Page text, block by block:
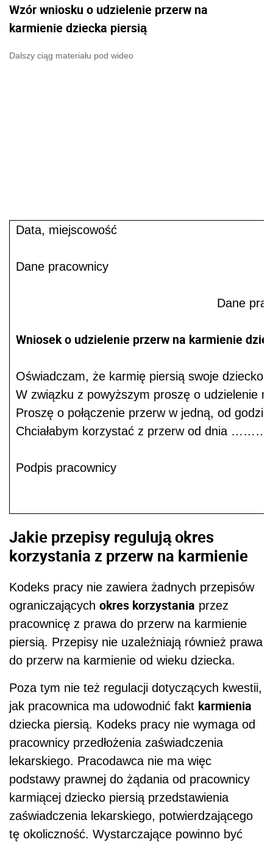
Wzór wniosku o udzielenie przerw na
karmienie dziecka piersią
Dalszy ciąg materiału pod wideo
Data, miejscowość
Dane pracownicy
Dane
Wniosek o udzielenie przerw na karmienie
Oświadczam, że karmię piersią
W związku z powyższym proszę o udzielenie
Proszę o połączenie przerw w jedną, od
Chciałabym korzystać z przerw od dnia
Podpis pracownicy
Jakie przepisy regulują okres
korzystania z przerw na karmienie
Kodeks pracy nie zawiera żadnych przepisów
ograniczających okres korzystania przez
pracownicę z prawa do przerw na karmienie
piersią. Przepisy nie uzależniają również prawa
do przerw na karmienie od wieku dziecka.
Poza tym nie też regulacji dotyczących kwestii,
jak pracownica ma udowodnić fakt karmienia
dziecka piersią. Kodeks pracy nie wymaga od
pracownicy przedłożenia zaświadczenia
lekarskiego. Pracodawca nie ma więc
podstawy prawnej do żądania od pracownicy
karmiącej dziecko piersią przedstawienia
zaświadczenia lekarskiego, potwierdzającego
tę okoliczność. Wystarczające powinno być